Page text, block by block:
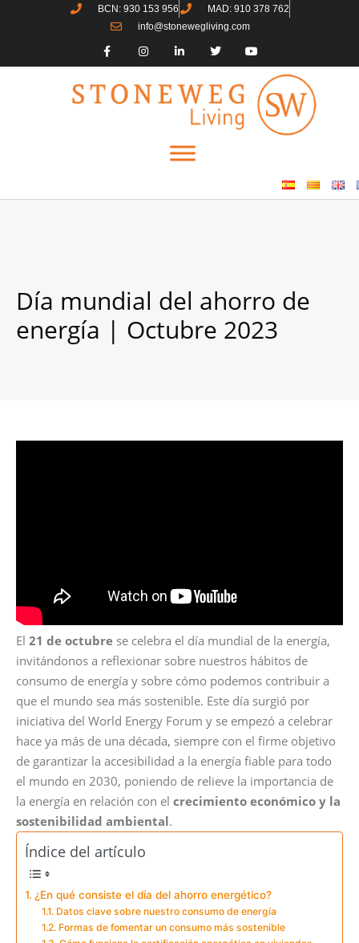
BCN: 930 153 956
MAD: 910 378 762
info@stonewegliving.com
Día mundial del ahorro de
energía | Octubre 2023
El 21 de octubre se celebra el día mundial de la energía,
invitándonos a reflexionar sobre nuestros hábitos de
consumo de energía y sobre cómo podemos contribuir a
que el mundo sea más sostenible. Este día surgió por
iniciativa del World Energy Forum y se empezó a celebrar
hace ya más de una década, siempre con el firme objetivo
de garantizar la accesibilidad a la energía fiable para todo
el mundo en 2030, poniendo de relieve la importancia de
la energía en relación con el crecimiento económico y la
sostenibilidad ambiental.
Índice del artículo
¿En qué consiste el día del ahorro energético?
Datos clave sobre nuestro consumo de energía
Formas de fomentar un consumo más sostenible